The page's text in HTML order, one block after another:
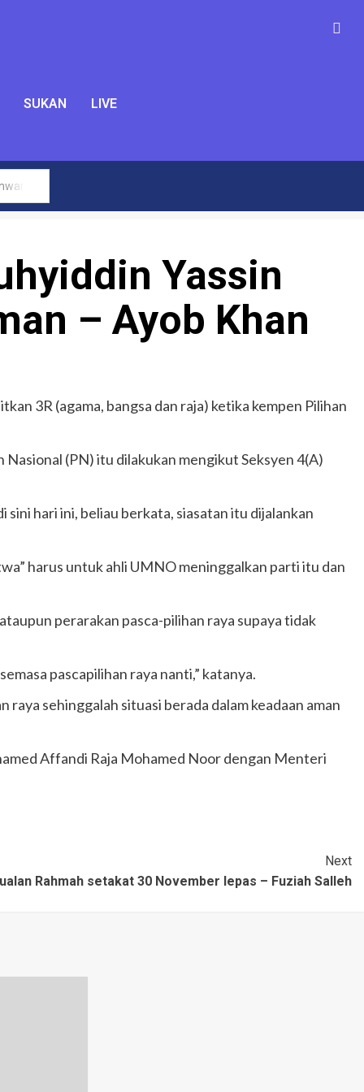
SUKAN LIVE
Yassin
– Ayob Khan
3R (agama, bangsa dan raja) ketika kempen Pilihan
(PN) itu dilakukan mengikut Seksyen 4(A)
hari ini, beliau berkata, siasatan itu dijalankan
harus untuk ahli UMNO meninggalkan parti itu dan
perarakan pasca-pilihan raya supaya tidak
pascapilihan raya nanti,” katanya.
sehinggalah situasi berada dalam keadaan aman
Affandi Raja Mohamed Noor dengan Menteri
Next
Rahmah setakat 30 November lepas – Fuziah Salleh